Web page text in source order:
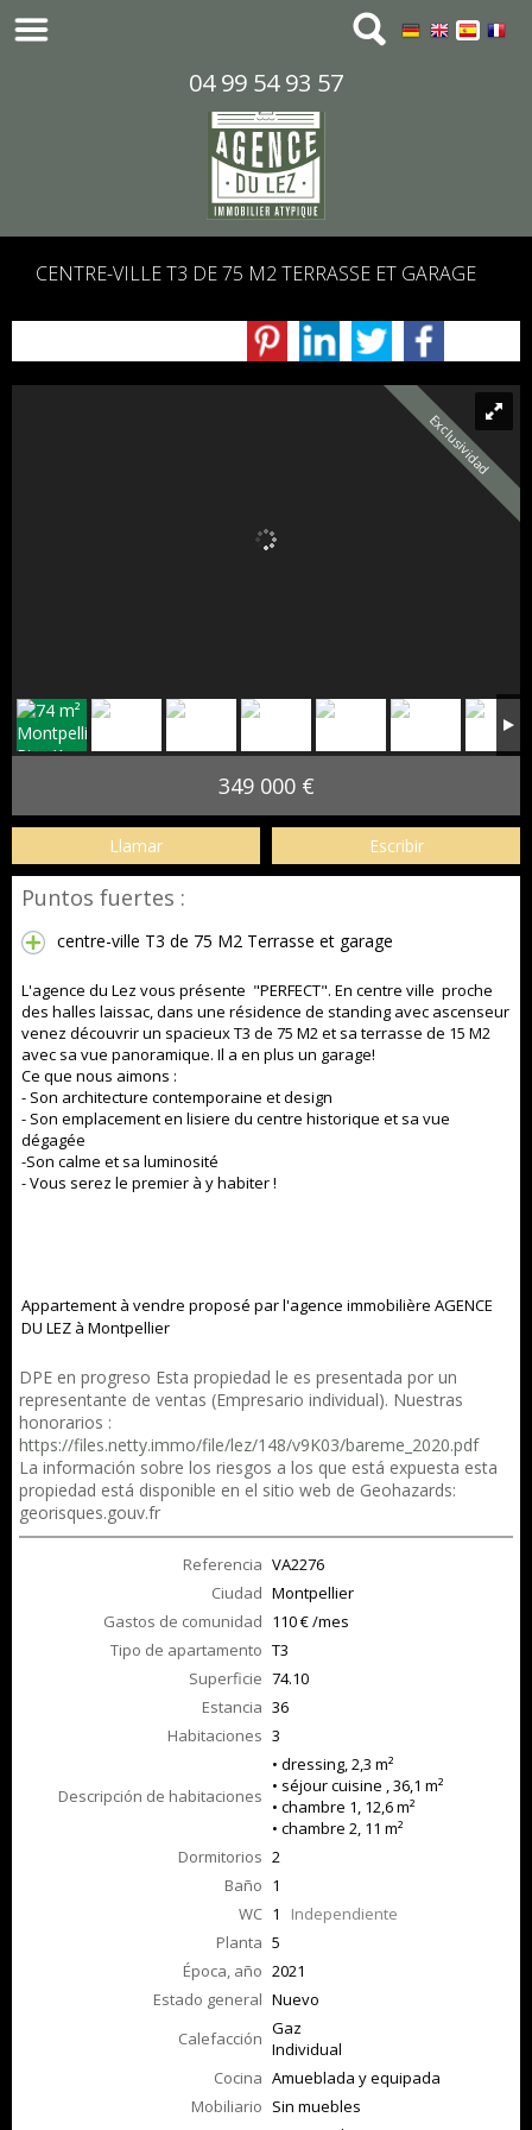
04 99 54 93 57
CENTRE-VILLE T3 DE 75 M2 TERRASSE ET GARAGE
Exclusividad
349 000 €
Llamar Escribir
Puntos fuertes :
centre-ville T3 de 75 M2 Terrasse et garage
L'agence du Lez vous présente "PERFECT". En centre ville proche
des halles laissac, dans une résidence de standing avec ascenseur
venez découvrir un spacieux T3 de 75 M2 et sa terrasse de 15 M2
avec sa vue panoramique. Il a en plus un garage!
Ce que nous aimons :
- Son architecture contemporaine et design
- Son emplacement en lisiere du centre historique et sa vue
dégagée
-Son calme et sa luminosité
- Vous serez le premier à y habiter !
Appartement à vendre proposé par l'agence immobilière AGENCE
DU LEZ à Montpellier
DPE en progreso Esta propiedad le es presentada por un
representante de ventas (Empresario individual). Nuestras
honorarios :
https://files.netty.immo/file/lez/148/v9K03/bareme_2020.pdf
La información sobre los riesgos a los que está expuesta esta
propiedad está disponible en el sitio web de Geohazards:
georisques.gouv.fr
Referencia VA2276
Ciudad Montpellier
Gastos de comunidad 110 € /mes
Tipo de apartamento T3
Superficie 74.10
Estancia 36
Habitaciones 3
Descripción de habitaciones
• dressing, 2,3 m²
• séjour cuisine , 36,1 m²
• chambre 1, 12,6 m²
• chambre 2, 11 m²
Dormitorios 2
Baño 1
WC 1 Independiente
Planta 5
Época, año 2021
Estado general Nuevo
Calefacción Gaz
Individual
Cocina Amueblada y equipada
Mobiliario Sin muebles